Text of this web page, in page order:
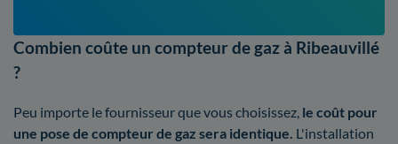
Combien coûte un compteur de gaz à Ribeauvillé
?
Peu importe le fournisseur que vous choisissez, le coût pour
une pose de compteur de gaz sera identique. L'installation